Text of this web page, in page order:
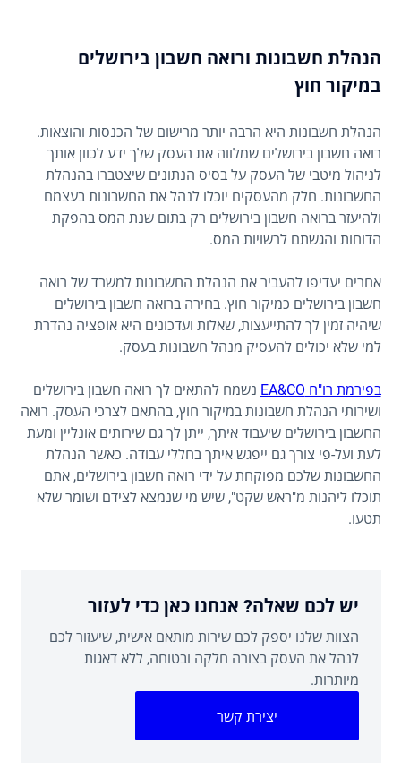
הנהלת חשבונות ורואה חשבון בירושלים
במיקור חוץ
הנהלת חשבונות היא הרבה יותר מרישום של הכנסות והוצאות.
רואה חשבון בירושלים שמלווה את העסק שלך ידע לכוון אותך
לניהול מיטבי של העסק על בסיס הנתונים שיצטברו בהנהלת
החשבונות. חלק מהעסקים יוכלו לנהל את החשבונות בעצמם
ולהיעזר ברואה חשבון בירושלים רק בתום שנת המס בהפקת
הדוחות והגשתם לרשויות המס.
אחרים יעדיפו להעביר את הנהלת החשבונות למשרד של רואה
חשבון בירושלים כמיקור חוץ. בחירה ברואה חשבון בירושלים
שיהיה זמין לך להתייעצות, שאלות ועדכונים היא אופציה נהדרת
למי שלא יכולים להעסיק מנהל חשבונות בעסק.
בפירמת רו"ח EA&CO
נשמח להתאים לך רואה חשבון בירושלים
ושירותי הנהלת חשבונות במיקור חוץ, בהתאם לצרכי העסק. רואה
החשבון בירושלים שיעבוד איתך, ייתן לך גם שירותים אונליין ומעת
לעת ועל-פי צורך גם ייפגש איתך בחללי עבודה. כאשר הנהלת
החשבונות שלכם מפוקחת על ידי רואה חשבון בירושלים, אתם
תוכלו ליהנות מ"ראש שקט", שיש מי שנמצא לצידם ושומר שלא
תטעו.
יש לכם שאלה? אנחנו כאן כדי לעזור
הצוות שלנו יספק לכם שירות מותאם אישית, שיעזור לכם
לנהל את העסק בצורה חלקה ובטוחה, ללא דאגות
מיותרות.
יצירת קשר